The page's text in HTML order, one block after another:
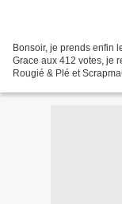
Bonsoir, je prends enfin
Grace aux 412 votes, je
Rougié & Plé et